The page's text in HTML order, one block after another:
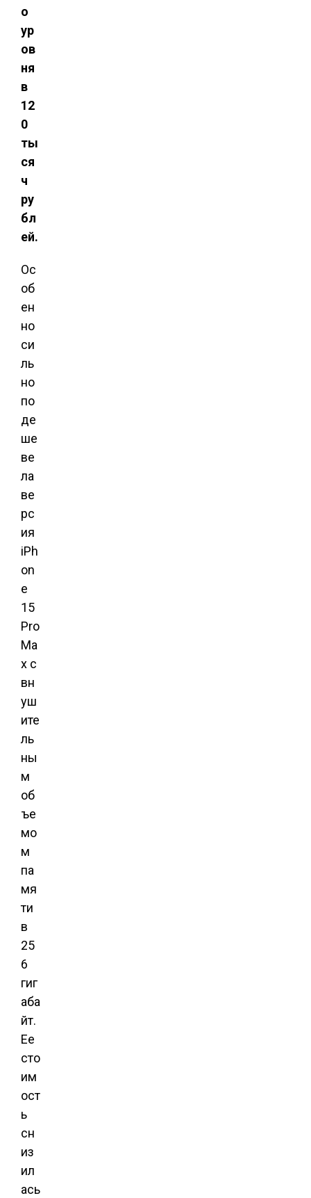
о
ур
ов
ня
в
12
0
ты
ся
ч
ру
бл
ей.
Ос
об
ен
но
си
ль
но
по
де
ше
ве
ла
ве
рс
ия
iPh
on
e
15
Pro
Ma
x с
вн
уш
ите
ль
ны
м
об
ъе
мо
м
па
мя
ти
в
25
6
гиг
аба
йт.
Ее
сто
им
ост
ь
сн
из
ил
ась